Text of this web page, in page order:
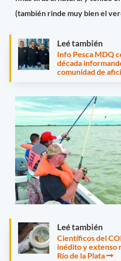
(también rinde muy bien el
Leé también
Info Pesca MDQ
década
comunidad de
Leé también
Científicos del
inédito y extenso
Río de la Plata